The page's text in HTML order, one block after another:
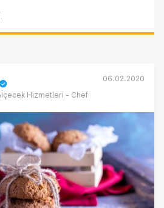
Hizmetleri - Chef
06.02.2020